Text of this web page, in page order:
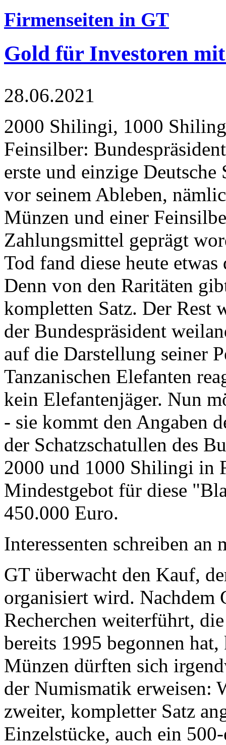
Firmenseiten in GT
Gold für Investoren
28.06.2021
2000 Shilingi, 1000
Feinsilber:
erste und einzige Deutsche
vor seinem Ableben,
Münzen und einer
Zahlungsmittel geprägt
Tod fand diese heute
Denn von den Raritäten
kompletten Satz. Der Rest
der Bundespräsident
auf die Darstellung seiner
Tanzanischen Elefanten
kein Elefantenjäger. Nun
- sie kommt den Angaben
der Schatzschatullen des
2000 und 1000 Shilingi in
Mindestgebot für diese
450.000 Euro.
Interessenten schreiben
GT überwacht den Kauf,
organisiert wird. Nachdem
Recherchen weiterführt,
bereits 1995 begonnen
Münzen dürften sich
der Numismatik erweisen:
zweiter, kompletter Satz
Einzelstücke, auch ein